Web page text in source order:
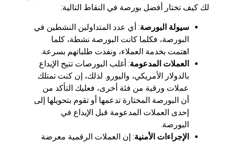
لك كيف تختار أفضل بورصة في النقاط التالية:
سيولة البورصة: أي عدد المتداولين النشطين في
البورصة، فكلما كانت البورصة نشطة، كلما
اهتمت بخدمة العملاء، ونفذت طلباتهم بسرعة.
العملات المدعومة: أغلب البورصات تتيح الإيداع
بالدولار الأمريكي، واليورو. لذلك، إن كنت تمتلك
عملات ورقية من فئة أخرى، فعليك التأكد من
أن البورصة المختارة تدعمها أو تقوم بتحويلها إلى
إحدى العملات المدعومة قبل الإيداع في
البورصة.
الإجراءات الأمنية: إن العملات الرقمية معرضة